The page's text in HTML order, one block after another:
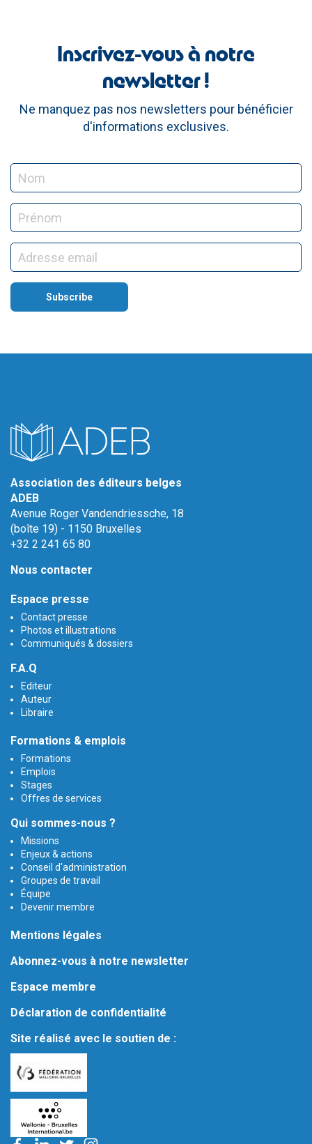
Inscrivez-vous à notre
newsletter !
Ne manquez pas nos newsletters pour bénéficier
d'informations exclusives.
Association des éditeurs belges
ADEB
Avenue Roger Vandendriessche, 18
(boîte 19) - 1150 Bruxelles
+32 2 241 65 80
Nous contacter
Espace presse
Contact presse
Photos et illustrations
Communiqués & dossiers
F.A.Q
Editeur
Auteur
Libraire
Formations & emplois
Formations
Emplois
Stages
Offres de services
Qui sommes-nous ?
Missions
Enjeux & actions
Conseil d'administration
Groupes de travail
Équipe
Devenir membre
Mentions légales
Abonnez-vous à notre newsletter
Espace membre
Déclaration de confidentialité
Site réalisé avec le soutien de :